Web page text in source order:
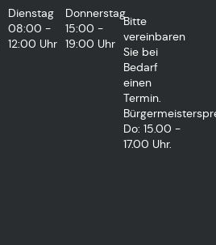
Dienstag
08:00 -
12:00 Uhr
Donnerstag
15:00 -
19:00 Uhr
Bitte
vereinbaren
Sie bei
Bedarf
einen
Termin.
Do: 15.00 -
17.00 Uhr.